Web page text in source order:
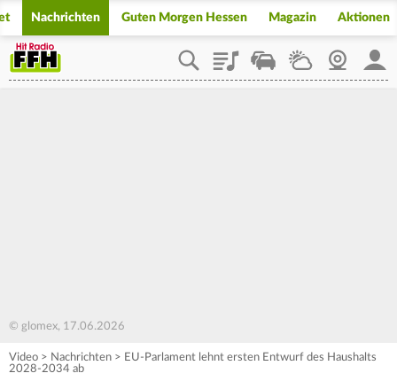
Nachrichten Guten Morgen Hessen Magazin Aktionen
PlaylistStaupilotWetterWebcam
© glomex, 17.06.2026
Video > Nachrichten > EU-Parlament lehnt ersten Entwurf des Haushalts
2028-2034 ab